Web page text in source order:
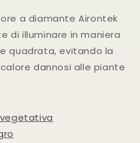
a diamante Airontek
di illuminare in maniera
quadrata, evitando la
dannosi alle piante
vegetativa